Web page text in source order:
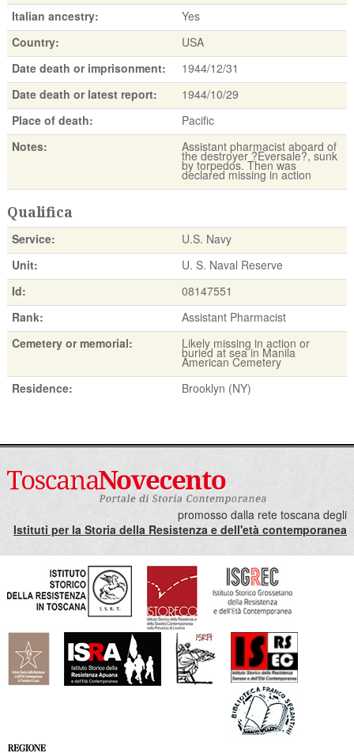
Italian ancestry:
Yes
Country:
USA
Date death or imprisonment:
1944/12/31
Date death or latest report:
1944/10/29
Place of death:
Pacific
Notes:
Assistant pharmacist aboard of
the destroyer ?Eversale?, sunk
by torpedos. Then was
declared missing in action
Qualifica
Service:
U.S. Navy
Unit:
U. S. Naval Reserve
Id:
08147551
Rank:
Assistant Pharmacist
Cemetery or memorial:
Likely missing in action or
buried at sea in Manila
American Cemetery
Residence:
Brooklyn (NY)
promosso dalla rete toscana degli
Istituti per la Storia della Resistenza e dell'età contemporanea